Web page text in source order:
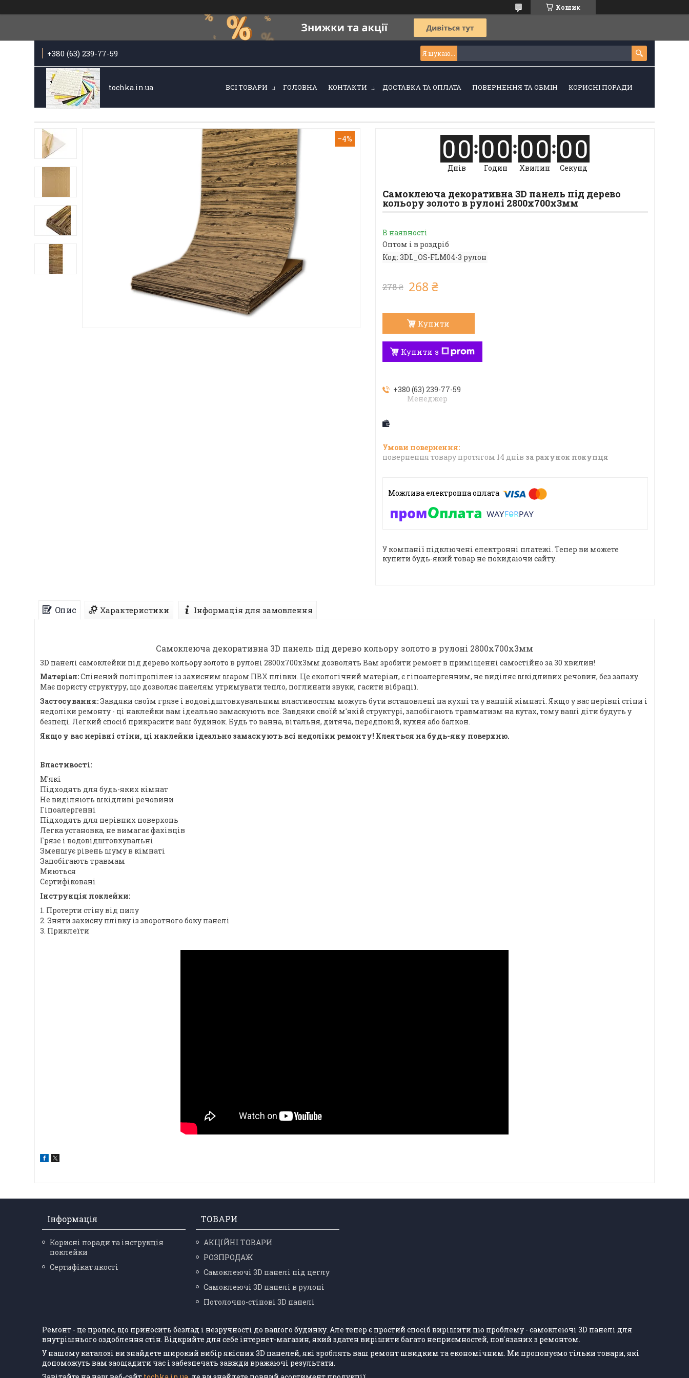
Кошик
+380 (63) 239-77-59
tochka.in.ua ВСІ ТОВАРИ ГОЛОВНА КОНТАКТИ ДОСТАВКА ТА ОПЛАТА ПОВЕРНЕННЯ ТА ОБМІН КОРИСНІ ПОРАДИ
–4% 00
Днів
00
Годин
00
Хвилин
00
Секунд
Самоклеюча декоративна 3D панель під дерево
кольору золото в рулоні 2800x700x3мм
В наявності
Оптом і в роздріб
Код: 3DL_OS-FLM04-3 рулон
278 ₴ 268 ₴
Купити
Купити з
+380 (63) 239-77-59
Менеджер
повернення товару протягом 14 днів за рахунок покупця
У компанії підключені електронні платежі. Тепер ви можете
купити будь-який товар не покидаючи сайту.
Опис Характеристики Інформація для замовлення
Самоклеюча декоративна 3D панель під дерево кольору золото в рулоні 2800x700x3мм
3D панелі самоклейки під дерево кольору золото в рулоні 2800x700x3мм дозволять Вам зробити ремонт в приміщенні самостійно за 30 хвилин!
Матеріал:Спінений поліпропілен із захисним шаром ПВХ плівки. Це екологічний матеріал, є гіпоалергенним, не виділяє шкідливих речовин, без запаху.
Має пористу структуру, що дозволяє панелям утримувати тепло, поглинати звуки, гасити вібрації.
Застосування:Завдяки своїм грязе і водовідштовхувальним властивостям можуть бути встановлені на кухні та у ванній кімнаті. Якщо у вас нерівні стіни і
недоліки ремонту - ці наклейки вам ідеально замаскують все. Завдяки своїй м'якій структурі, запобігають травматизм на кутах, тому ваші діти будуть у
безпеці. Легкий спосіб прикрасити ваш будинок. Будь то ванна, вітальня, дитяча, передпокій, кухня або балкон.
Якщо у вас нерівні стіни, ці наклейки ідеально замаскують всі недоліки ремонту! Клеяться на будь-яку поверхню.
Властивості:
М'які
Підходять для будь-яких кімнат
Не виділяють шкідливі речовини
Гіпоалергенні
Підходять для нерівних поверхонь
Легка установка, не вимагає фахівців
Грязе і водовідштовхувальні
Зменшує рівень шуму в кімнаті
Запобігають травмам
Миються
Сертифіковані
Інструкція поклейки:
1. Протерти стіну від пилу
2. Зняти захисну плівку із зворотного боку панелі
3. Приклеїти
Інформація
Корисні поради та інструкція
поклейки
Сертифікат якості
ТОВАРИ
АКЦІЙНІ ТОВАРИ
РОЗПРОДАЖ
Самоклеючі 3D панелі під цеглу
Самоклеючі 3D панелі в рулоні
Потолочно-стінові 3D панелі
Ремонт - це процес, що приносить безлад і незручності до вашого будинку. Але тепер є простий спосіб вирішити цю проблему - самоклеючі 3D панелі для
внутрішнього оздоблення стін. Відкрийте для себе інтернет-магазин, який здатен вирішити багато неприємностей, пов'язаних з ремонтом.
У нашому каталозі ви знайдете широкий вибір якісних 3D панелей, які зроблять ваш ремонт швидким та економічним. Ми пропонуємо тільки товари, які
допоможуть вам заощадити час і забезпечать завжди вражаючі результати.